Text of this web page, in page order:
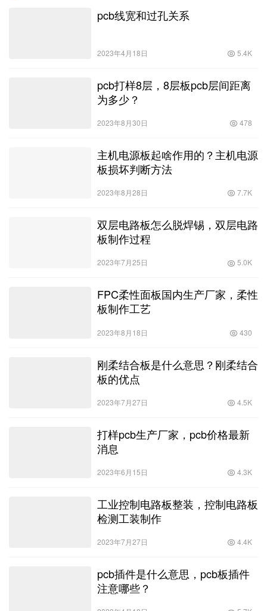
pcb线宽和过孔关系
2023年4月18日 5.4K
pcb打样8层，8层板pcb层间距离
为多少？
2023年8月30日 478
主机电源板起啥作用的？主机电源
板损坏判断方法
2023年8月28日 7.7K
双层电路板怎么脱焊锡，双层电路
板制作过程
2023年7月25日 5.0K
FPC柔性面板国内生产厂家，柔性
板制作工艺
2023年8月18日 430
刚柔结合板是什么意思？刚柔结合
板的优点
2023年7月27日 4.5K
打样pcb生产厂家，pcb价格最新
消息
2023年6月15日 4.3K
工业控制电路板整装，控制电路板
检测工装制作
2023年7月27日 4.4K
pcb插件是什么意思，pcb板插件
注意哪些？